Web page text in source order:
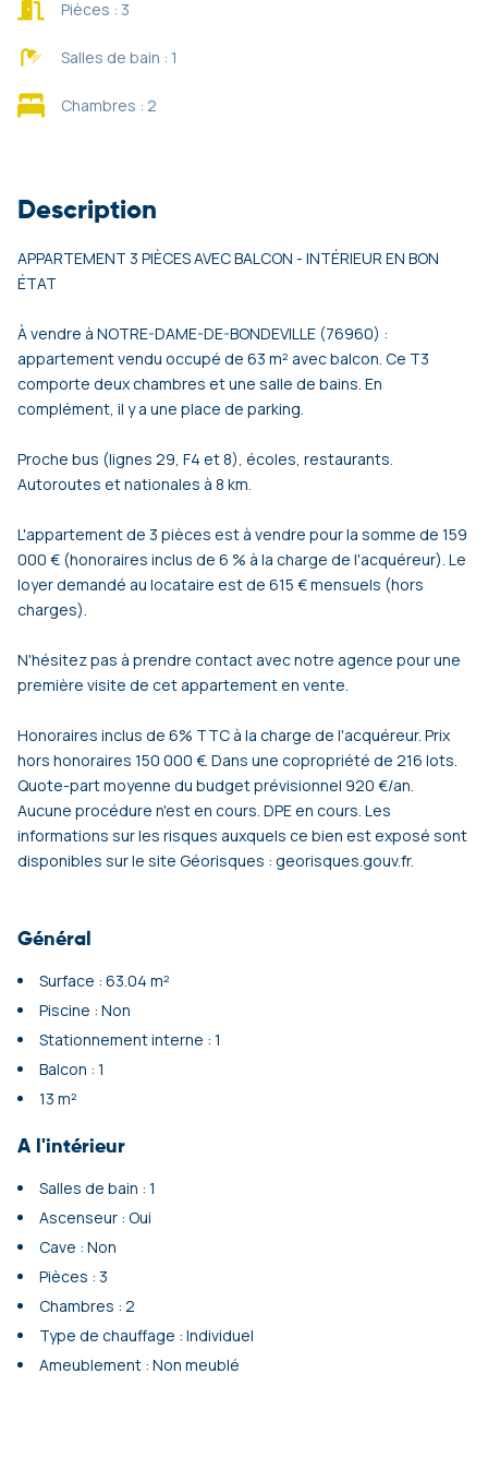
Pièces : 3
Salles de bain : 1
Chambres : 2
Description
APPARTEMENT 3 PIÈCES AVEC BALCON - INTÉRIEUR EN BON
ÉTAT
À vendre à NOTRE-DAME-DE-BONDEVILLE (76960) :
appartement vendu occupé de 63 m² avec balcon. Ce T3
comporte deux chambres et une salle de bains. En
complément, il y a une place de parking.
Proche bus (lignes 29, F4 et 8), écoles, restaurants.
Autoroutes et nationales à 8 km.
L'appartement de 3 pièces est à vendre pour la somme de 159
000 € (honoraires inclus de 6 % à la charge de l'acquéreur). Le
loyer demandé au locataire est de 615 € mensuels (hors
charges).
N'hésitez pas à prendre contact avec notre agence pour une
première visite de cet appartement en vente.
Honoraires inclus de 6% TTC à la charge de l'acquéreur. Prix
hors honoraires 150 000 €. Dans une copropriété de 216 lots.
Quote-part moyenne du budget prévisionnel 920 €/an.
Aucune procédure n'est en cours. DPE en cours. Les
informations sur les risques auxquels ce bien est exposé sont
disponibles sur le site Géorisques : georisques.gouv.fr.
Général
Surface : 63.04 m²
Piscine : Non
Stationnement interne : 1
Balcon : 1
13 m²
A l'intérieur
Salles de bain : 1
Ascenseur : Oui
Cave : Non
Pièces : 3
Chambres : 2
Type de chauffage : Individuel
Ameublement : Non meublé